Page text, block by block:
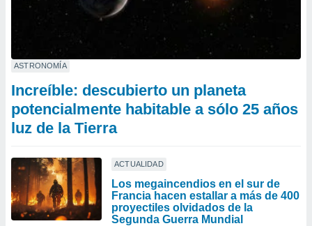
ASTRONOMÍA
Increíble: descubierto un planeta
potencialmente habitable a sólo 25 años
luz de la Tierra
ACTUALIDAD
Los megaincendios en el sur de
Francia hacen estallar a más de 400
proyectiles olvidados de la
Segunda Guerra Mundial